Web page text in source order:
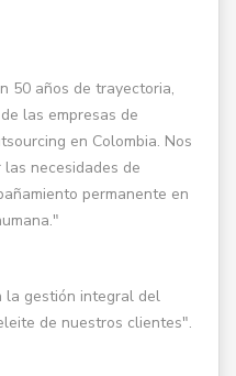
50 años de trayectoria,
las empresas de
en Colombia. Nos
necesidades de
permanente en
la gestión integral del
de nuestros clientes".